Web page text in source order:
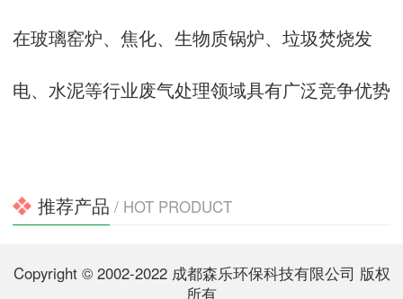
在玻璃窑炉、焦化、生物质锅炉、垃圾焚烧发
电、水泥等行业废气处理领域具有广泛竞争优势
推荐产品 / HOT PRODUCT
Copyright © 2002-2022 成都森乐环保科技有限公司 版权
所有